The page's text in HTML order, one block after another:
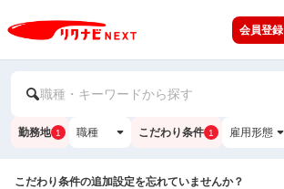
会員登録
職種・キーワードから探す
勤務地 1 職種 こだわり条件 1 雇用形態
こだわり条件の追加設定を忘れていませんか？